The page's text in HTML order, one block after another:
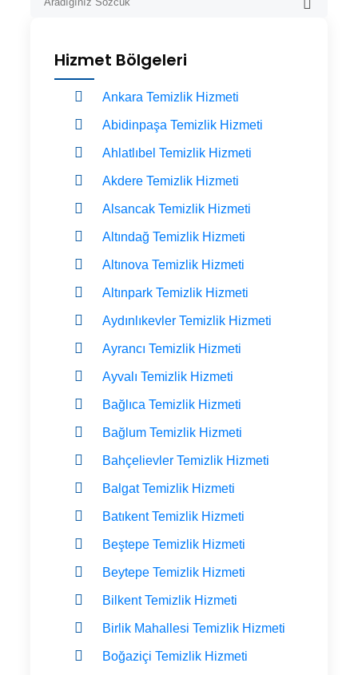
Hizmet Bölgeleri
Ankara Temizlik Hizmeti
Abidinpaşa Temizlik Hizmeti
Ahlatlıbel Temizlik Hizmeti
Akdere Temizlik Hizmeti
Alsancak Temizlik Hizmeti
Altındağ Temizlik Hizmeti
Altınova Temizlik Hizmeti
Altınpark Temizlik Hizmeti
Aydınlıkevler Temizlik Hizmeti
Ayrancı Temizlik Hizmeti
Ayvalı Temizlik Hizmeti
Bağlıca Temizlik Hizmeti
Bağlum Temizlik Hizmeti
Bahçelievler Temizlik Hizmeti
Balgat Temizlik Hizmeti
Batıkent Temizlik Hizmeti
Beştepe Temizlik Hizmeti
Beytepe Temizlik Hizmeti
Bilkent Temizlik Hizmeti
Birlik Mahallesi Temizlik Hizmeti
Boğaziçi Temizlik Hizmeti